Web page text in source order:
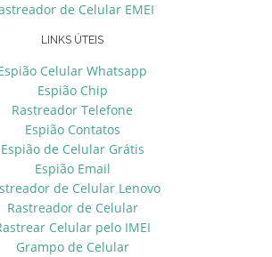
de Celular EMEI
LINKS ÚTEIS
Celular Whatsapp
Espião Chip
Rastreador Telefone
Espião Contatos
Espião de Celular Grátis
Espião Email
de Celular Lenovo
Rastreador de Celular
Celular pelo IMEI
Grampo de Celular